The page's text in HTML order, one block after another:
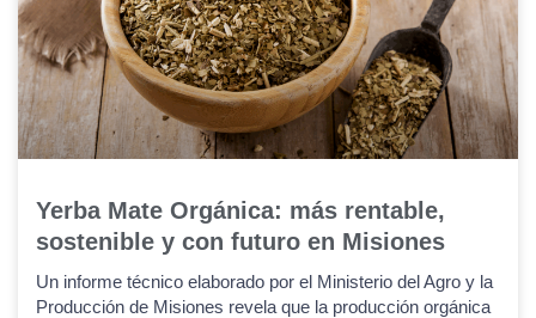
Yerba Mate Orgánica: más rentable,
sostenible y con futuro en Misiones
Un informe técnico elaborado por el Ministerio del Agro y la
Producción de Misiones revela que la producción orgánica